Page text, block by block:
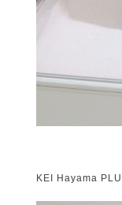
KEI Hayama